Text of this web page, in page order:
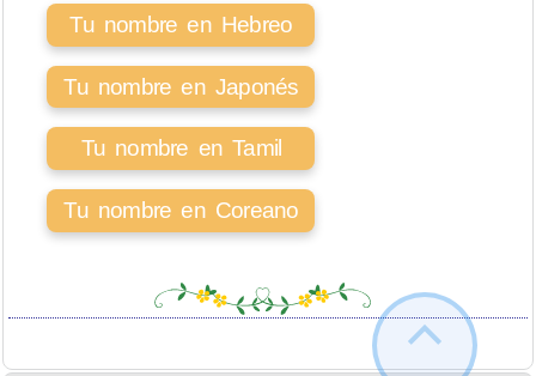
Tu nombre en Hebreo
Tu nombre en Japonés
Tu nombre en Tamil
Tu nombre en Coreano